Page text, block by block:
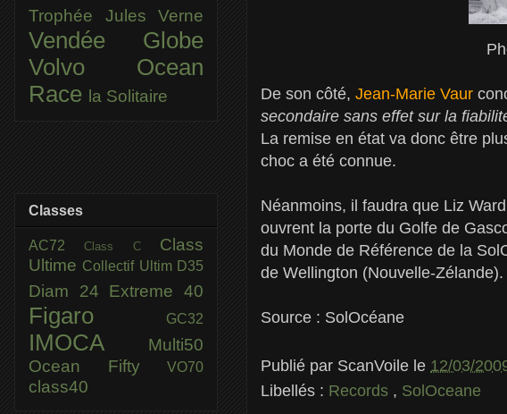
De son côté, Jean-Marie Vaur
secondaire sans effet sur la
La remise en état va donc être
choc a été connue.
Néanmoins, il faudra que Liz
ouvrent la porte du Golfe de
du Monde de Référence de la
de Wellington (Nouvelle-Zélande).
Source : SolOcéane
Publié par ScanVoile le 12/03/
Libellés : Records , SolOceane
Trophée Jules Verne
Vendée Globe
Volvo Ocean
Race la Solitaire
Classes
AC72Class C Class
Ultime Collectif Ultim D35
Diam 24 Extreme 40
Figaro GC32
IMOCA
Multi50
Ocean Fifty
VO70
class40